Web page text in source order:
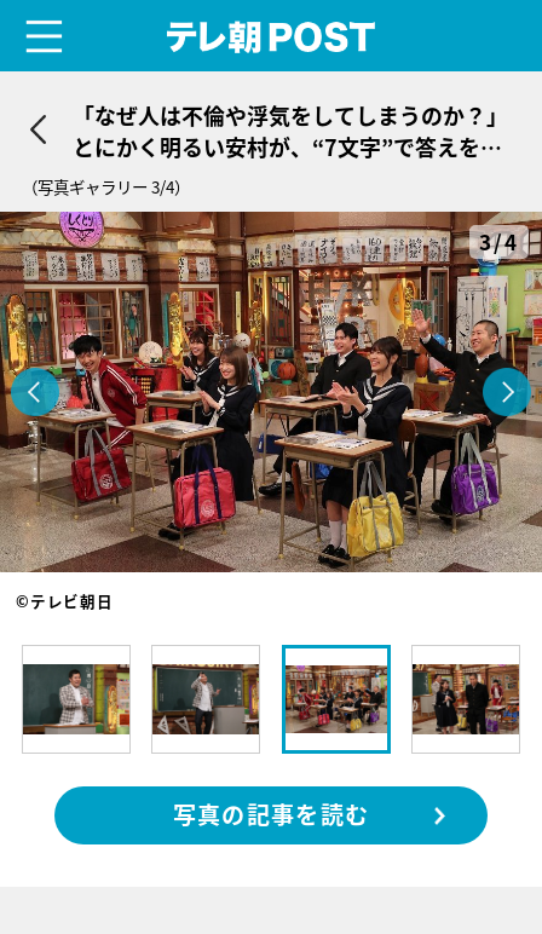
「なぜ人は不倫や浮気をしてしまうのか？」
とにかく明るい安村が、“7文字”で答えを提
示
（写真ギャラリー 3/4）
3/4
©テレビ朝日
写真の記事を読む